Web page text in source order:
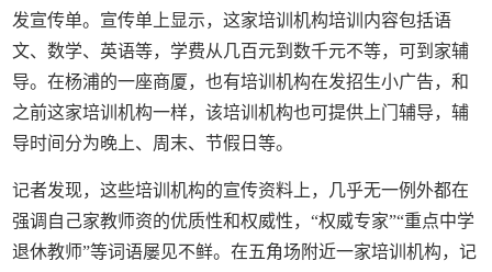
发宣传单。宣传单上显示，这家培训机构培训内容包括语
文、数学、英语等，学费从几百元到数千元不等，可到家辅
导。在杨浦的一座商厦，也有培训机构在发招生小广告，和
之前这家培训机构一样，该培训机构也可提供上门辅导，辅
导时间分为晚上、周末、节假日等。
记者发现，这些培训机构的宣传资料上，几乎无一例外都在
强调自己家教师资的优质性和权威性，“权威专家”“重点中学
退休教师”等词语屡见不鲜。在五角场附近一家培训机构，记